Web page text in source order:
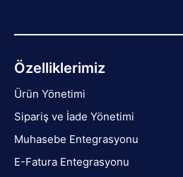
Özelliklerimiz
Ürün Yönetimi
Sipariş ve İade Yönetimi
Muhasebe Entegrasyonu
E-Fatura Entegrasyonu